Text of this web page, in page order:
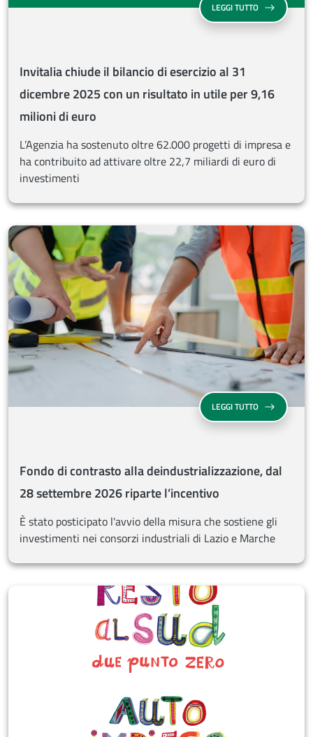
LEGGI TUTTOINVITALIA
Invitalia chiude il bilancio di esercizio al 31
dicembre 2025 con un risultato in utile per 9,16
milioni di euro
L’Agenzia ha sostenuto oltre 62.000 progetti di impresa e
ha contribuito ad attivare oltre 22,7 miliardi di euro di
investimenti
LEGGI TUTTOFONDO DI
Fondo di contrasto alla deindustrializzazione, dal
28 settembre 2026 riparte l’incentivo
È stato posticipato l'avvio della misura che sostiene gli
investimenti nei consorzi industriali di Lazio e Marche